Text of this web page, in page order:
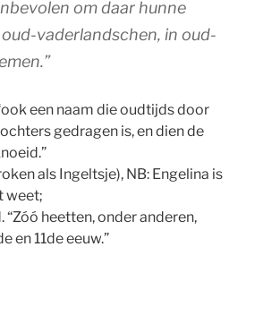
om daar hunne
oud-vaderlandschen, in oud-
een naam die oudtijds door
gedragen is, en dien de
als Ingeltsje), NB: Engelina is
weet;
heetten, onder anderen,
en 11de eeuw.”